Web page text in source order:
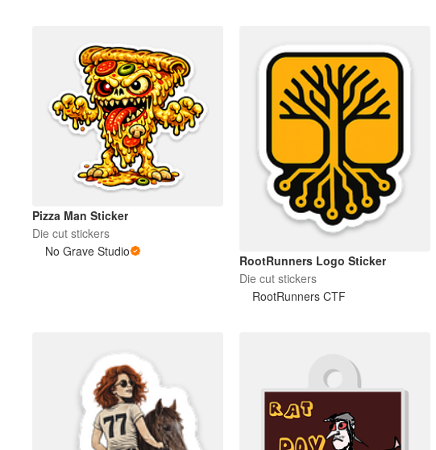
Pizza Man Sticker
Die cut stickers
No Grave Studio
RootRunners Logo Sticker
Die cut stickers
RootRunners CTF